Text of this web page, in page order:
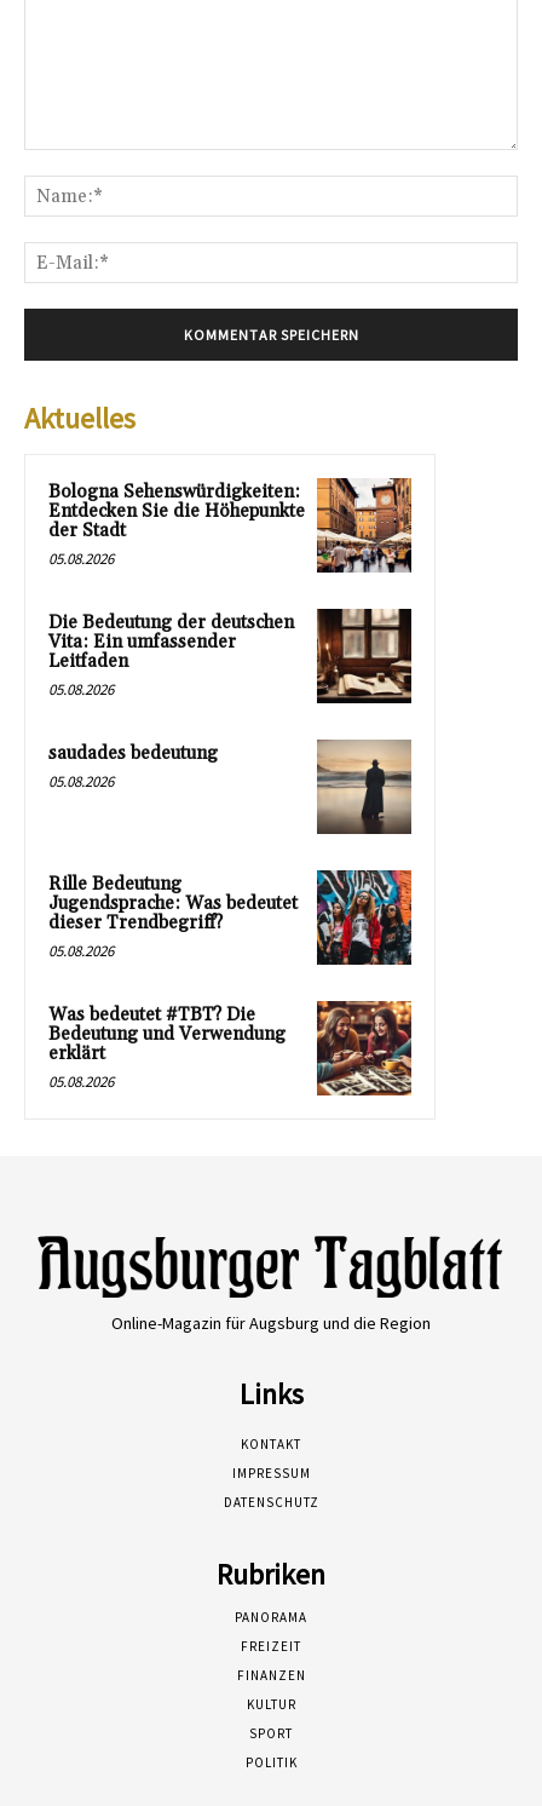
Aktuelles
Bologna Sehenswürdigkeiten:
Entdecken Sie die Höhepunkte
der Stadt
05.08.2026
Die Bedeutung der deutschen
Vita: Ein umfassender
Leitfaden
05.08.2026
saudades bedeutung
05.08.2026
Rille Bedeutung
Jugendsprache: Was bedeutet
dieser Trendbegriff?
05.08.2026
Was bedeutet #TBT? Die
Bedeutung und Verwendung
erklärt
05.08.2026
Online-Magazin für Augsburg und die Region
Links
KONTAKT
IMPRESSUM
DATENSCHUTZ
Rubriken
PANORAMA
FREIZEIT
FINANZEN
KULTUR
SPORT
POLITIK